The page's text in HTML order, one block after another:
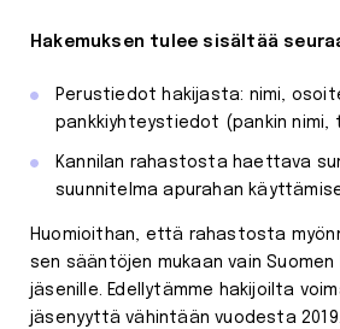
Hakemuksen tulee sisältää
Perustiedot hakijasta: nimi,
pankkiyhteystiedot (pankin nimi,
Kannilan rahastosta haettava
suunnitelma apurahan
Huomioithan, että rahastosta
sen sääntöjen mukaan vain
jäsenille. Edellytämme hakijoilta
jäsenyyttä vähintään vuodesta 2019.